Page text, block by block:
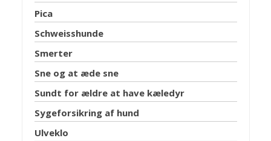
Pica
Schweisshunde
Smerter
Sne og at æde sne
Sundt for ældre at have kæledyr
Sygeforsikring af hund
Ulveklo